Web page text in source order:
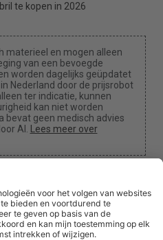
te kopen in 2026
materieel en mogen alleen
van een bevoegde
worden dagelijks geüpdatet
Nederland door de prijsrobot
ter indicatie, kunnen
kan niet worden
bevat geen medisch advies
AI.
Lees meer over